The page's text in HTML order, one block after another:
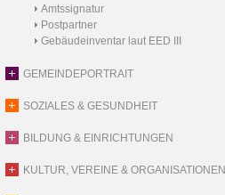
Amtssignatur
Postpartner
Gebäudeinventar laut EED III
GEMEINDEPORTRAIT
SOZIALES & GESUNDHEIT
BILDUNG & EINRICHTUNGEN
KULTUR, VEREINE & ORGANISATIONEN